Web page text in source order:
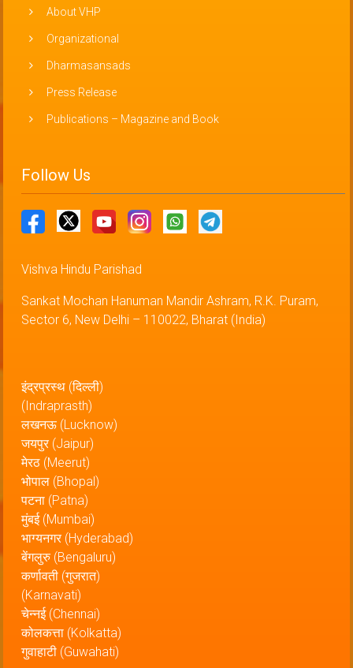
About VHP
Organizational
Dharmasansads
Press Release
Publications – Magazine and Book
Follow Us
Vishva Hindu Parishad
Sankat Mochan Hanuman Mandir Ashram, R.K. Puram,
Sector 6, New Delhi – 110022, Bharat (India)
इंद्रप्रस्थ (दिल्ली)
(Indraprasth)
लखनऊ (Lucknow)
जयपुर (Jaipur)
मेरठ (Meerut)
भोपाल (Bhopal)
पटना (Patna)
मुंबई (Mumbai)
भाग्यनगर (Hyderabad)
बेंगलुरु (Bengaluru)
कर्णावती (गुजरात)
(Karnavati)
चेन्नई (Chennai)
कोलकत्ता (Kolkatta)
गुवाहाटी (Guwahati)